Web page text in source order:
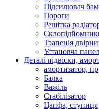
Підсилювач
Пороги
Решітка
Трапеція
Установча
Деталі підвіски,
амортизатор,
Балка
Важіль
Стабілізатор
Цапфа, ступиця